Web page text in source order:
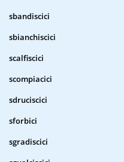
sbandiscici
sbianchiscici
scalfiscici
scompiacici
sdruciscici
sforbici
sgradiscici